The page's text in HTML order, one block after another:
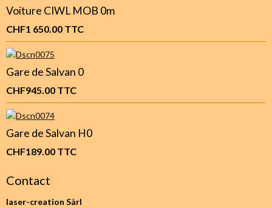
Voiture CIWL MOB 0m
CHF1 650.00 TTC
Gare de Salvan 0
CHF945.00 TTC
Gare de Salvan H0
CHF189.00 TTC
Contact
laser-creation Sàrl